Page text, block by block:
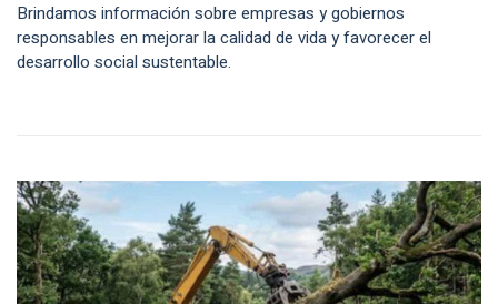
Brindamos información sobre empresas y gobiernos
responsables en mejorar la calidad de vida y favorecer el
desarrollo social sustentable.